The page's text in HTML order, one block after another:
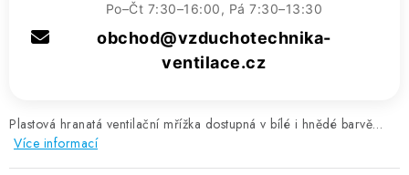
Plastová hranatá ventilační mřížka dostupná v bílé i hnědé barvě…
Více informací
Po–Čt 7:30–16:00, Pá 7:30–13:30
obchod@vzduchotechnika-
ventilace.cz